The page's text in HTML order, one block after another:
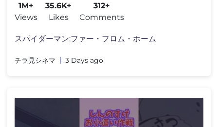
1M+
Views
35.6K+
Likes
312+
Comments
スパイダーマン:ファー・フロム・ホーム
チラ見シネマ 3 Days ago